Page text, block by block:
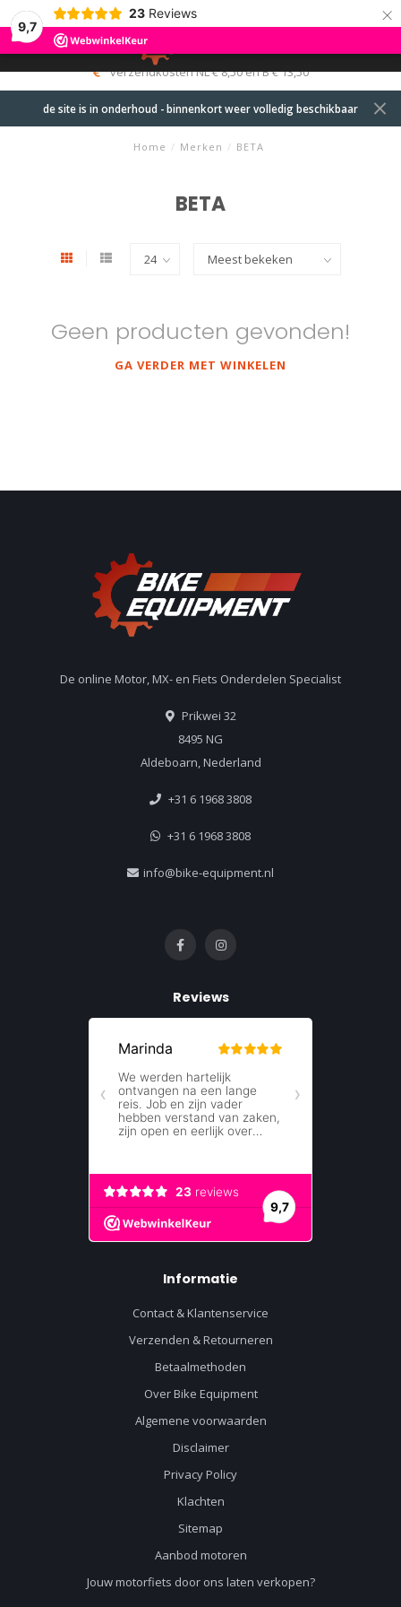
9,7
23 Reviews ×
MENU
0
verzendkosten NL € 8,50 en B € 13,50
de site is in onderhoud - binnenkort weer volledig beschikbaar
Home / Merken / BETA
BETA
Geen producten gevonden!
GA VERDER MET WINKELEN
De online Motor, MX- en Fiets Onderdelen Specialist
Prikwei 32
8495 NG
Aldeboarn, Nederland
+31 6 1968 3808
+31 6 1968 3808
info@bike-equipment.nl
Reviews
Informatie
Contact & Klantenservice
Verzenden & Retourneren
Betaalmethoden
Over Bike Equipment
Algemene voorwaarden
Disclaimer
Privacy Policy
Klachten
Sitemap
Aanbod motoren
Jouw motorfiets door ons laten verkopen?